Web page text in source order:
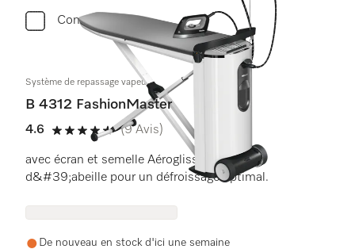
Comparer
Système de repassage vapeur
B 4312 FashionMaster
4.6
4.6 étoiles sur 5
(9 Avis)
avec écran et semelle Aérogliss en nid
d&#39;abeille pour un défroissage optimal.
De nouveau en stock d'ici une semaine